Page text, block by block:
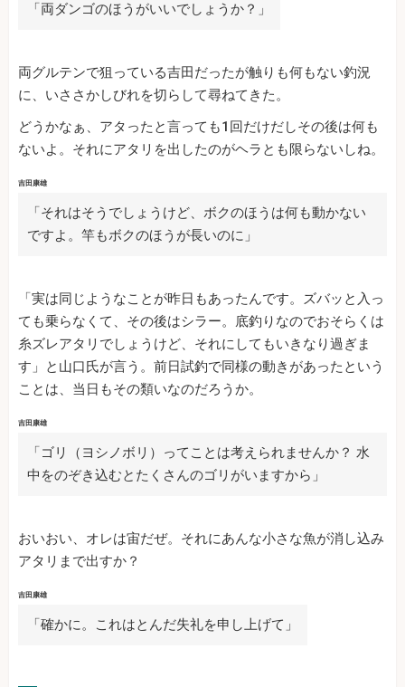
「両ダンゴのほうがいいでしょうか？」
両グルテンで狙っている吉田だったが触りも何もない釣況
に、いささかしびれを切らして尋ねてきた。
どうかなぁ、アタったと言っても1回だけだしその後は何も
ないよ。それにアタリを出したのがヘラとも限らないしね。
吉田康雄
「それはそうでしょうけど、ボクのほうは何も動かない
ですよ。竿もボクのほうが長いのに」
「実は同じようなことが昨日もあったんです。ズバッと入っ
ても乗らなくて、その後はシラー。底釣りなのでおそらくは
糸ズレアタリでしょうけど、それにしてもいきなり過ぎま
す」と山口氏が言う。前日試釣で同様の動きがあったという
ことは、当日もその類いなのだろうか。
吉田康雄
「ゴリ（ヨシノボリ）ってことは考えられませんか？ 水
中をのぞき込むとたくさんのゴリがいますから」
おいおい、オレは宙だぜ。それにあんな小さな魚が消し込み
アタリまで出すか？
吉田康雄
「確かに。これはとんだ失礼を申し上げて」